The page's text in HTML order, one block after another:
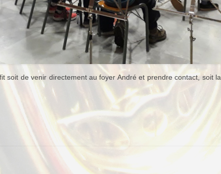
soit de venir directement au foyer André et prendre contact, soit